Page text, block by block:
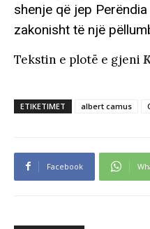
shenje që jep
zakonisht të një
Tekstin e plotë e gjeni
ETIKETIMET albert camus
Facebook